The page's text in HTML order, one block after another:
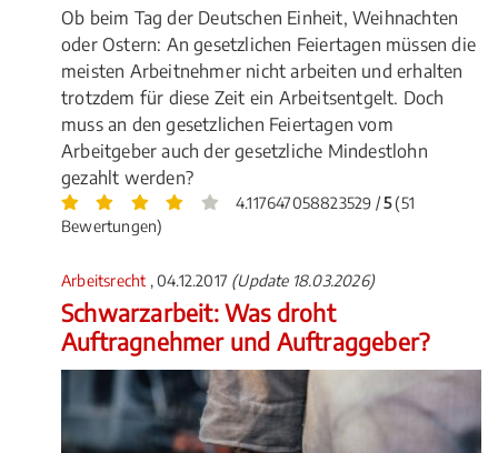
Ob beim Tag der Deutschen Einheit, Weihnachten
oder Ostern: An gesetzlichen Feiertagen müssen die
meisten Arbeitnehmer nicht arbeiten und erhalten
trotzdem für diese Zeit ein Arbeitsentgelt. Doch
muss an den gesetzlichen Feiertagen vom
Arbeitgeber auch der gesetzliche Mindestlohn
gezahlt werden?
4.117647058823529 /5(51
Bewertungen)
Arbeitsrecht , 04.12.2017 (Update 18.03.2026)
Schwarzarbeit: Was droht
Auftragnehmer und Auftraggeber?